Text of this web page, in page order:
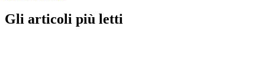
Gli articoli più letti